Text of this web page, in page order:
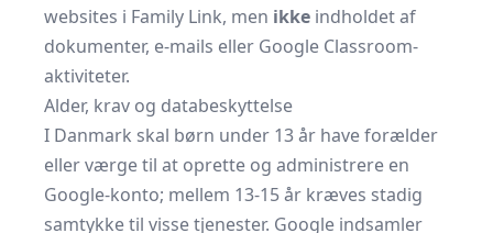
websites i Family Link, men ikke indholdet af
dokumenter, e-mails eller Google Classroom-
aktiviteter.
Alder, krav og databeskyttelse
I Danmark skal børn under 13 år have forælder
eller værge til at oprette og administrere en
Google-konto; mellem 13-15 år kræves stadig
samtykke til visse tjenester. Google indsamler